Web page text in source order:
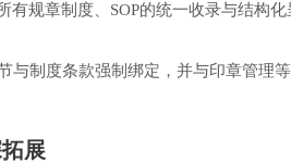
规章制度、SOP的统一收录与结构
制度条款强制绑定，并与印章管理
展